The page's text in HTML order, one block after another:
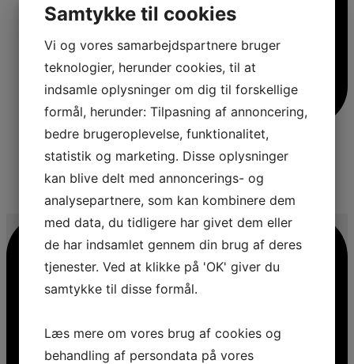
Samtykke til cookies
Vi og vores samarbejdspartnere bruger
teknologier, herunder cookies, til at
indsamle oplysninger om dig til forskellige
formål, herunder: Tilpasning af annoncering,
bedre brugeroplevelse, funktionalitet,
statistik og marketing. Disse oplysninger
kan blive delt med annoncerings- og
analysepartnere, som kan kombinere dem
med data, du tidligere har givet dem eller
de har indsamlet gennem din brug af deres
tjenester. Ved at klikke på 'OK' giver du
samtykke til disse formål.
Læs mere om vores brug af cookies og
behandling af persondata på vores